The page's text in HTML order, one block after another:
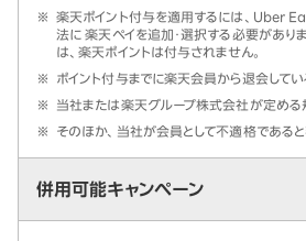
※
楽天ポイント付与を適用するには、Uber
法に 楽天ペイを追加・選択する必要があり
は、楽天ポイントは付与されません。
※
ポイント付与までに楽天会員から退会して
※
当社または楽天グループ株式会社が定める
※
そのほか、当社が会員として不適格である
併用可能キャンペーン